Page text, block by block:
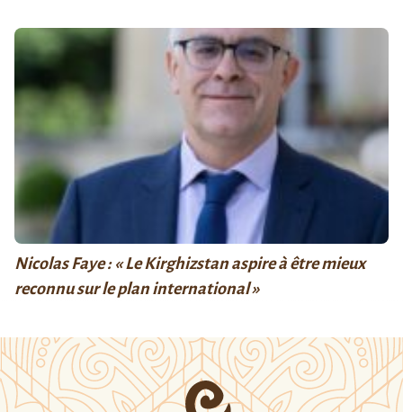
Nicolas Faye : « Le Kirghizstan aspire à être mieux
reconnu sur le plan international »